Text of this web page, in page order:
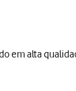
em alta